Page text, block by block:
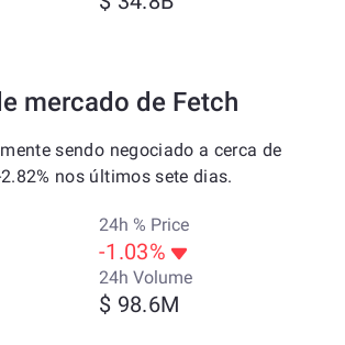
mercado de Fetch
sendo negociado a cerca de
nos últimos sete dias.
24h % Price
-1.03%
24h Volume
$ 98.6M